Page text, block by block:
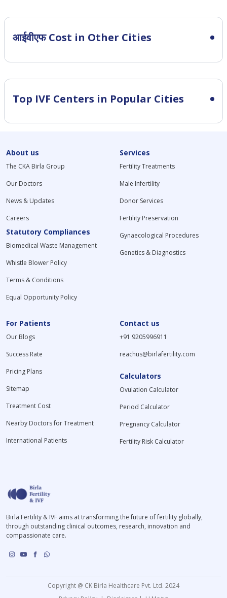
आईवीएफ Cost in Other Cities
Top IVF Centers in Popular Cities
About us
The CKA Birla Group
Our Doctors
News & Updates
Careers
Statutory Compliances
Biomedical Waste Management
Whistle Blower Policy
Terms & Conditions
Equal Opportunity Policy
Services
Fertility Treatments
Male Infertility
Donor Services
Fertility Preservation
Gynaecological Procedures
Genetics & Diagnostics
For Patients
Our Blogs
Success Rate
Pricing Plans
Sitemap
Treatment Cost
Nearby Doctors for Treatment
International Patients
Contact us
+91 9205996911
reachus@birlafertility.com
Calculators
Ovulation Calculator
Period Calculator
Pregnancy Calculator
Fertility Risk Calculator
Birla Fertility & IVF aims at transforming the future of fertility globally,
through outstanding clinical outcomes, research, innovation and
compassionate care.
Copyright @ CK Birla Healthcare Pvt. Ltd. 2024